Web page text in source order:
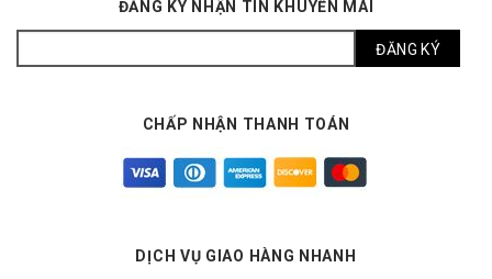
ĐĂNG KÝ NHẬN TIN KHUYỄN MÃI
CHẤP NHẬN THANH TOÁN
DỊCH VỤ GIAO HÀNG NHANH